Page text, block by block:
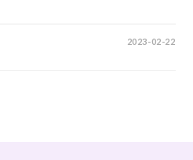
2023-02-22